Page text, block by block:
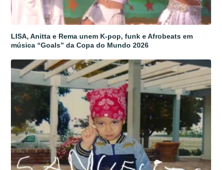
LISA, Anitta e Rema unem K-pop, funk e Afrobeats em
música “Goals” da Copa do Mundo 2026